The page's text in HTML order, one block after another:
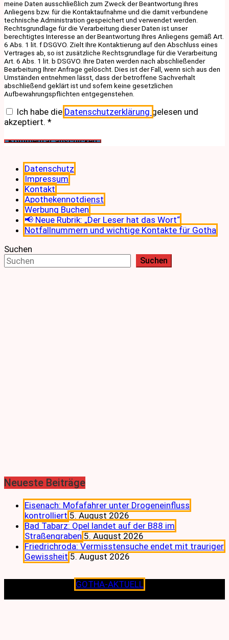
meine Daten ausschließlich zum Zweck der Beantwortung Ihres
Anliegens bzw. für die Kontaktaufnahme und die damit verbundene
technische Administration gespeichert und verwendet werden.
Rechtsgrundlage für die Verarbeitung dieser Daten ist unser
berechtigtes Interesse an der Beantwortung Ihres Anliegens gemäß Art.
6 Abs. 1 lit. f DSGVO. Zielt Ihre Kontaktierung auf den Abschluss eines
Vertrages ab, so ist zusätzliche Rechtsgrundlage für die Verarbeitung
Art. 6 Abs. 1 lit. b DSGVO. Ihre Daten werden nach abschließender
Bearbeitung Ihrer Anfrage gelöscht. Dies ist der Fall, wenn sich aus den
Umständen entnehmen lässt, dass der betroffene Sachverhalt
abschließend geklärt ist und sofern keine gesetzlichen
Aufbewahrungspflichten entgegenstehen.
Ich habe die Datenschutzerklärung gelesen und
akzeptiert. *
Datenschutz
Impressum
Kontakt
Apothekennotdienst
Werbung Buchen
📢 Neue Rubrik: „Der Leser hat das Wort“
Notfallnummern und wichtige Kontakte für Gotha
Suchen
Suchen
Neueste Beiträge
Eisenach: Mofafahrer unter Drogeneinfluss
kontrolliert 5. August 2026
Bad Tabarz: Opel landet auf der B88 im
Straßengraben 5. August 2026
Friedrichroda: Vermisstensuche endet mit trauriger
Gewissheit 5. August 2026
GOTHA-AKTUELL
Lokalen verpflichtet.